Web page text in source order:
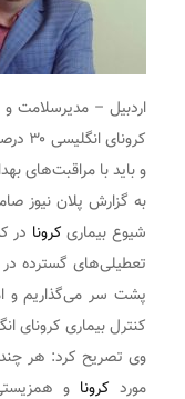
اردبیل – مدیرسلامت
و باید با مراقبت‌های
به گزارش پلان نیوز
شیوع بیماری کرونا در
تعطیلی‌های گسترده
پشت سر می‌گذاریم و
کنترل بیماری کرونای
وی تصریح کرد: هر چند
مورد کرونا و